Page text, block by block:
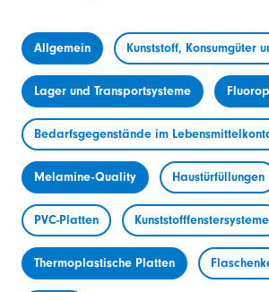
Allgemein Kunststoff, Konsumgüter
Lager und Transportsysteme
Bedarfsgegenstände im
Melamine-Quality Haustürfüllungen
PVC-Platten Kunststofffenstersysteme
Thermoplastische Platten